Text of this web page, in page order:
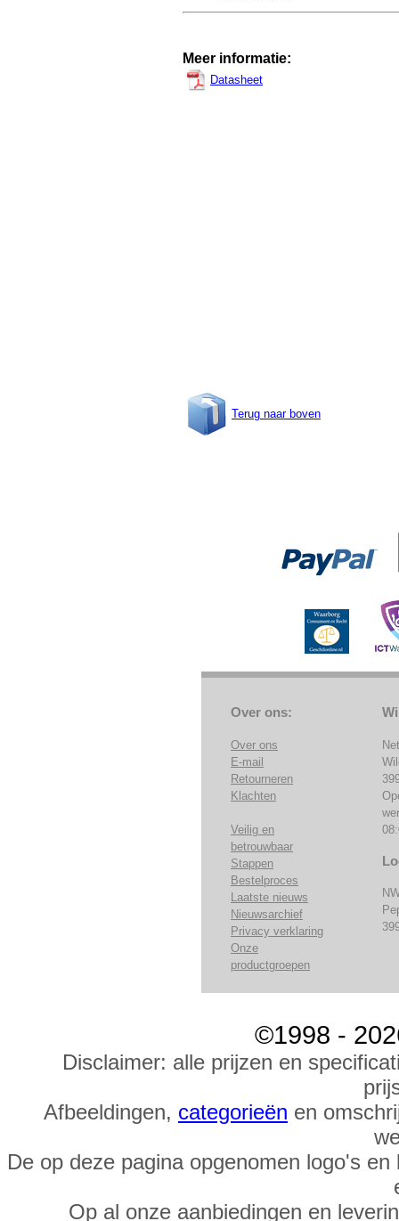
Meer informatie:
Datasheet
Terug naar boven
Over ons:
Over ons
E-mail
Retourneren
Klachten
Veilig en
betrouwbaar
Stappen
Bestelproces
Laatste nieuws
Nieuwsarchief
Privacy verklaring
Onze
productgroepen
©1998 -
Disclaimer: alle prijzen en
Afbeeldingen, categorieën en
De op deze pagina opgenomen logo's
Op al onze aanbiedingen en